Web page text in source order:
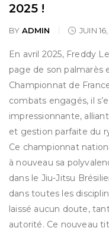
2025 !
BY ADMIN JUIN
En avril 2025, Freddy
page de son palmarès
Championnat de
combats engagés, il
impressionnante,
et gestion parfaite du
Ce championnat
à nouveau sa
dans le Jiu-Jitsu
dans toutes les
laissé aucun doute,
autorité. Ce nouveau